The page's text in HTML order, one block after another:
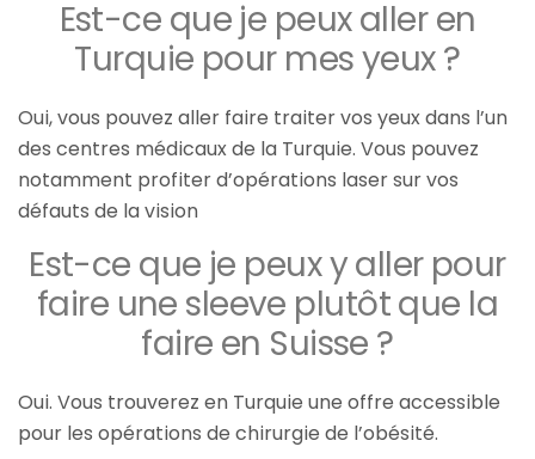
Est-ce que je peux aller en
Turquie pour mes yeux ?
Oui, vous pouvez aller faire traiter vos yeux dans l’un
des centres médicaux de la Turquie. Vous pouvez
notamment profiter d’opérations laser sur vos
défauts de la vision
Est-ce que je peux y aller pour
faire une sleeve plutôt que la
faire en Suisse ?
Oui. Vous trouverez en Turquie une offre accessible
pour les opérations de chirurgie de l’obésité.